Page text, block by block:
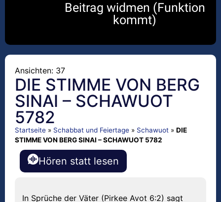
Beitrag widmen (Funktion
kommt)
Ansichten: 37
DIE STIMME VON BERG
SINAI – SCHAWUOT
5782
Startseite » Schabbat und Feiertage » Schawuot » DIE
STIMME VON BERG SINAI – SCHAWUOT 5782
Hören statt lesen
In Sprüche der Väter (Pirkee Avot 6:2) sagt